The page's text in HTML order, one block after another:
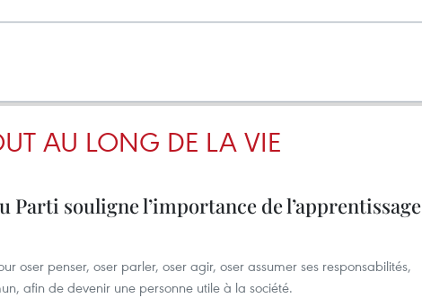
AU LONG DE LA VIE
Parti souligne l’importance de l’apprentissage
oser penser, oser parler, oser agir, oser assumer ses responsabilités,
afin de devenir une personne utile à la société.